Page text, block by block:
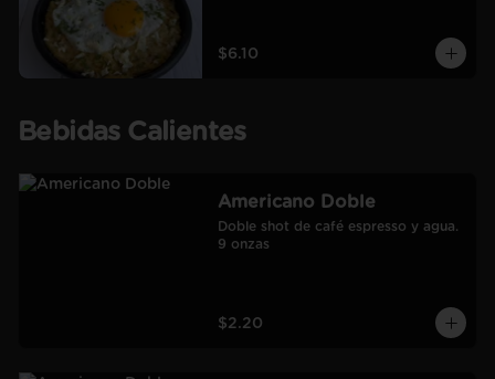
$6.10
Bebidas Calientes
Americano Doble
Doble shot de café espresso y agua.
9 onzas
$2.20